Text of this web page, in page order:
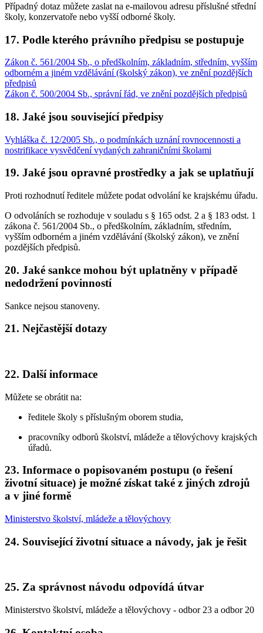
Případný dotaz můžete zaslat na e-mailovou adresu příslušné střední
školy, konzervatoře nebo vyšší odborné školy.
17. Podle kterého právního předpisu se postupuje
Zákon č. 561/2004 Sb., o předškolním, základním, středním, vyšším
odborném a jiném vzdělávání (školský zákon), ve znění pozdějších
předpisů
Zákon č. 500/2004 Sb., správní řád, ve znění pozdějších předpisů
18. Jaké jsou související předpisy
Vyhláška č. 12/2005 Sb., o podmínkách uznání rovnocennosti a
nostrifikace vysvědčení vydaných zahraničními školami
19. Jaké jsou opravné prostředky a jak se uplatňují
Proti rozhodnutí ředitele můžete podat odvolání ke krajskému úřadu.
O odvoláních se rozhoduje v souladu s § 165 odst. 2 a § 183 odst. 1
zákona č. 561/2004 Sb., o předškolním, základním, středním,
vyšším odborném a jiném vzdělávání (školský zákon), ve znění
pozdějších předpisů.
20. Jaké sankce mohou být uplatněny v případě
nedodržení povinností
Sankce nejsou stanoveny.
21. Nejčastější dotazy
22. Další informace
Můžete se obrátit na:
ředitele školy s příslušným oborem studia,
pracovníky odborů školství, mládeže a tělovýchovy krajských
úřadů.
23. Informace o popisovaném postupu (o řešení
životní situace) je možné získat také z jiných zdrojů
a v jiné formě
Ministerstvo školství, mládeže a tělovýchovy
24. Související životní situace a návody, jak je řešit
25. Za správnost návodu odpovídá útvar
Ministerstvo školství, mládeže a tělovýchovy - odbor 23 a odbor 20